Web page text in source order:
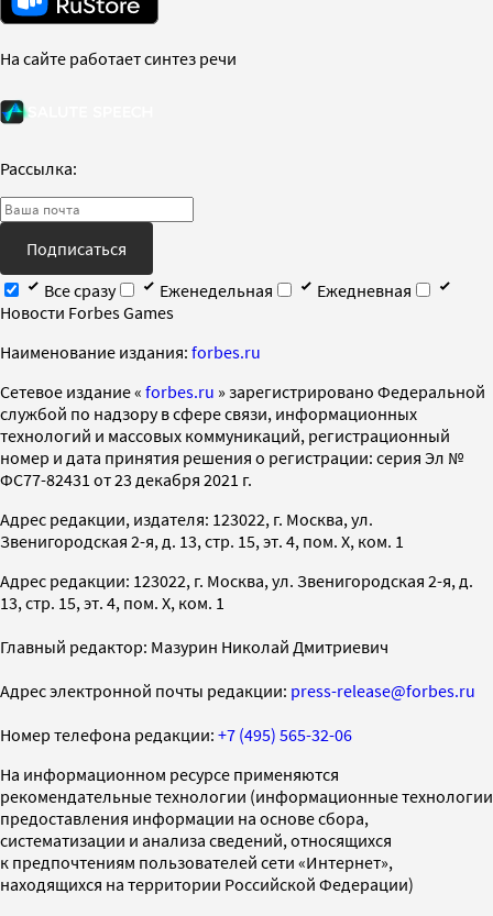
На сайте работает синтез речи
Рассылка:
Подписаться
Все сразу
Еженедельная
Ежедневная
Новости Forbes Games
Наименование издания: forbes.ru
Cетевое издание « forbes.ru » зарегистрировано Федеральной
службой по надзору в сфере связи, информационных
технологий и массовых коммуникаций, регистрационный
номер и дата принятия решения о регистрации: серия Эл №
ФС77-82431 от 23 декабря 2021 г.
Адрес редакции, издателя: 123022, г. Москва, ул.
Звенигородская 2-я, д. 13, стр. 15, эт. 4, пом. X, ком. 1
Адрес редакции: 123022, г. Москва, ул. Звенигородская 2-я, д.
13, стр. 15, эт. 4, пом. X, ком. 1
Главный редактор: Мазурин Николай Дмитриевич
Адрес электронной почты редакции: press-release@forbes.ru
Номер телефона редакции: +7 (495) 565-32-06
На информационном ресурсе применяются
рекомендательные технологии (информационные технологии
предоставления информации на основе сбора,
систематизации и анализа сведений, относящихся
к предпочтениям пользователей сети «Интернет»,
находящихся на территории Российской Федерации)